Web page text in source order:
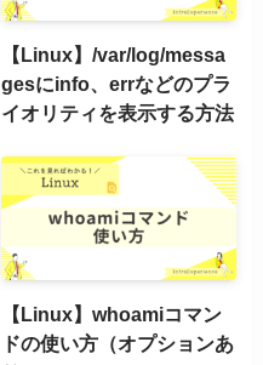
【Linux】/var/log/messa
gesにinfo、errなどのプラ
イオリティを表示する方法
【Linux】whoamiコマン
ドの使い方（オプションあ